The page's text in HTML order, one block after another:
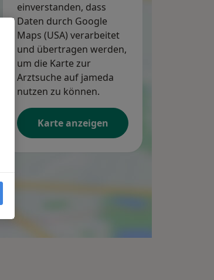
einverstanden, dass
Daten durch Google
Maps (USA) verarbeitet
und übertragen werden,
um die Karte zur
Arztsuche auf jameda
nutzen zu können.
Karte anzeigen